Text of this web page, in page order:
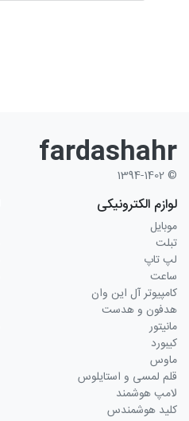
fardashahr
© 1394-1402
لوازم الکترونیکی
موبایل
تبلت
لپ تاپ
ساعت
کامپیوتر آل این وان
هدفون و هدست
مانیتور
کیبورد
ماوس
قلم لمسی و استایلوس
لامپ هوشمند
کلید هوشمندس